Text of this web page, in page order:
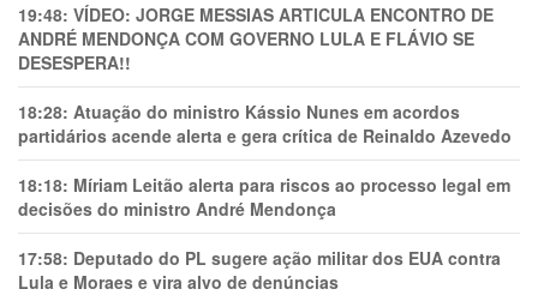
19:48: VÍDEO: JORGE MESSIAS ARTICULA ENCONTRO DE
ANDRÉ MENDONÇA COM GOVERNO LULA E FLÁVIO SE
DESESPERA!!
18:28: Atuação do ministro Kássio Nunes em acordos
partidários acende alerta e gera crítica de Reinaldo Azevedo
18:18: Míriam Leitão alerta para riscos ao processo legal em
decisões do ministro André Mendonça
17:58: Deputado do PL sugere ação militar dos EUA contra
Lula e Moraes e vira alvo de denúncias